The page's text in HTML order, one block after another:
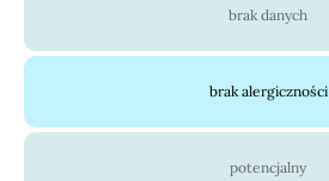
brak danych
brak alergiczności
potencjalny